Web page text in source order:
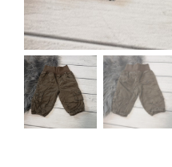
Spielzeug
Babyausstattung
Krims Krams